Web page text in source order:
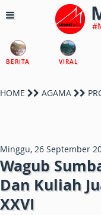
BERITA VIRAL
HOME AGAMA
Minggu, 26 September
Wagub
Dan Kuliah
XXVI